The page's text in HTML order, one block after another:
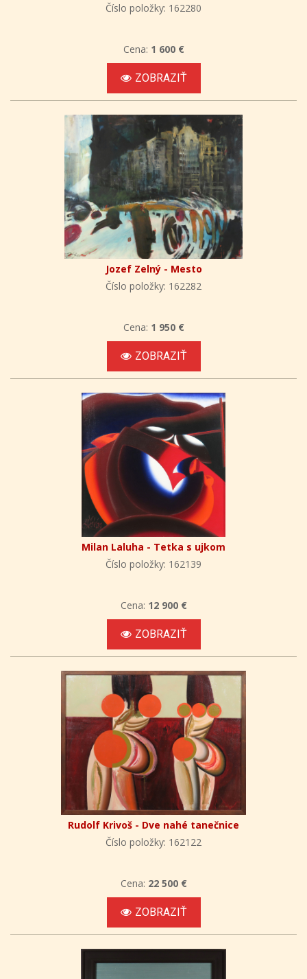
Číslo položky: 162280
Cena: 1 600 €
ZOBRAZIŤ
Jozef Zelný - Mesto
Číslo položky: 162282
Cena: 1 950 €
ZOBRAZIŤ
Milan Laluha - Tetka s ujkom
Číslo položky: 162139
Cena: 12 900 €
ZOBRAZIŤ
Rudolf Krivoš - Dve nahé tanečnice
Číslo položky: 162122
Cena: 22 500 €
ZOBRAZIŤ